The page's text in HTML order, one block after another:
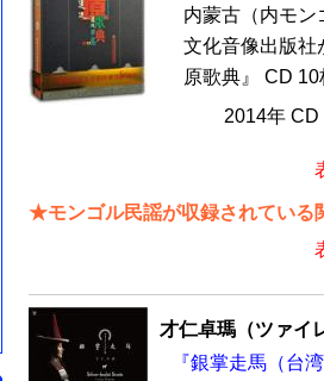
内蒙古（内モン
文化音像出版社
原歌典』 CD
2014年
★モンゴル民謡が収録されている
才仁卓瑪（ツァイ
『銀掌走馬（台